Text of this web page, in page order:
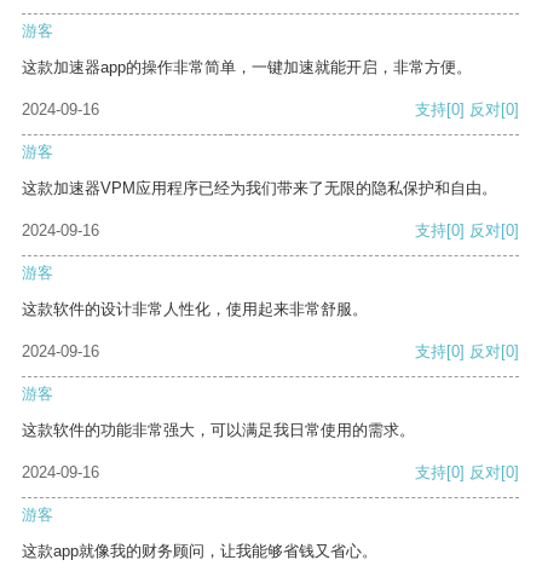
游客
这款加速器app的操作非常简单，一键加速就能开启，非常方便。
2024-09-16 支持[0] 反对[0]
游客
这款加速器VPM应用程序已经为我们带来了无限的隐私保护和自由。
2024-09-16 支持[0] 反对[0]
游客
这款软件的设计非常人性化，使用起来非常舒服。
2024-09-16 支持[0] 反对[0]
游客
这款软件的功能非常强大，可以满足我日常使用的需求。
2024-09-16 支持[0] 反对[0]
游客
这款app就像我的财务顾问，让我能够省钱又省心。